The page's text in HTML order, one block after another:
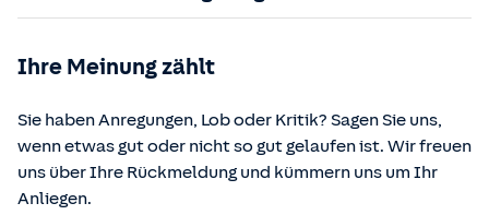
§§ 59 – 68 Gesetz über den Versicherungsvertrag
§ 48b Versicherungsaufsichtsgesetz (VAG)
Verordnung über die Versicherungsvermittlung und -
Ihre Meinung zählt
Sie haben Anregungen, Lob oder Kritik? Sagen Sie uns,
wenn etwas gut oder nicht so gut gelaufen ist. Wir freuen
uns über Ihre Rückmeldung und kümmern uns um Ihr
Anliegen.